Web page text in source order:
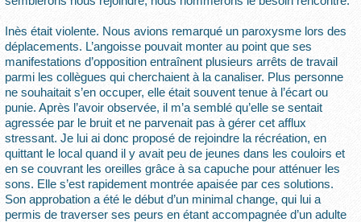
Inès était violente. Nous avions remarqué un paroxysme lors des
déplacements. L’angoisse pouvait monter au point que ses
manifestations d’opposition entraînent plusieurs arrêts de travail
parmi les collègues qui cherchaient à la canaliser. Plus personne
ne souhaitait s’en occuper, elle était souvent tenue à l’écart ou
punie. Après l’avoir observée, il m’a semblé qu’elle se sentait
agressée par le bruit et ne parvenait pas à gérer cet afflux
stressant. Je lui ai donc proposé de rejoindre la récréation, en
quittant le local quand il y avait peu de jeunes dans les couloirs et
en se couvrant les oreilles grâce à sa capuche pour atténuer les
sons. Elle s’est rapidement montrée apaisée par ces solutions.
Son approbation a été le début d’un minimal change, qui lui a
permis de traverser ses peurs en étant accompagnée d’un adulte